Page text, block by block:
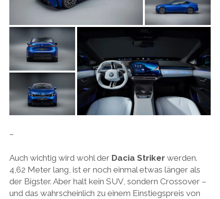
MAZDA
MOTORRAD
RACING
–
Auch wichtig wird wohl der Dacia Strikerwerden.
4,62 Meter lang, ist er noch einmal etwas länger als
der Bigster. Aber halt kein SUV, sondern Crossover –
und das wahrscheinlich zu einem Einstiegspreis von